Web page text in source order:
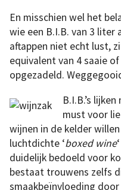
En misschien wel het
wie een B.I.B. van 3 liter
aftappen niet echt lust,
equivalent van 4 saaie
opgezadeld.
B.I.B.’s
must voor
wijnen in de kelder
luchtdichte ‘boxed wine
duidelijk bedoeld voor
bestaat trouwens zelfs
smaakbeïnvloeding